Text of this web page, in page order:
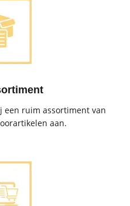
een ruim assortiment van
aan.